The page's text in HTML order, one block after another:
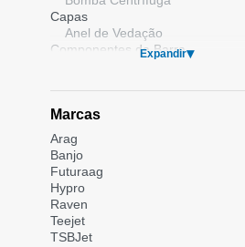
Capas
Anel de Vedação
Componentes da Barra
Conexões Flangeadas
Filtros
Incorporador de Calda
Motobombas
Pontas e Bicos
Bico de Cerca
Cônicos
Leque Duplo
Expandir
Marcas
Arag
Banjo
Futuraag
Hypro
Raven
Teejet
TSBJet